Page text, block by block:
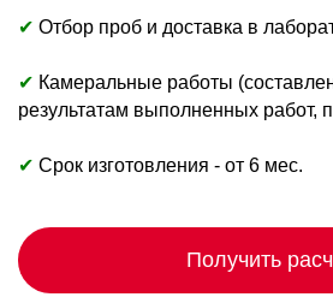
✔ Отбор проб и доставка в
✔ Камеральные работы
результатам выполненных работ,
✔ Срок изготовления - от 6 мес.
Получить